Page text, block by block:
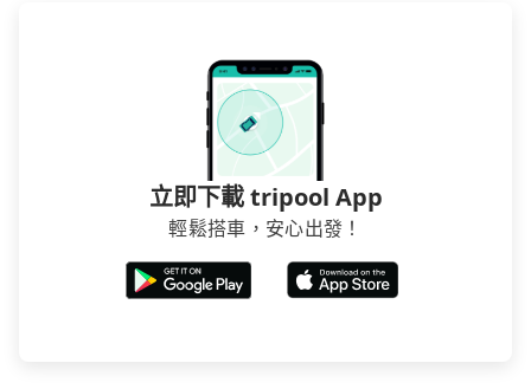
立即下載 tripool App
輕鬆搭車，安心出發！